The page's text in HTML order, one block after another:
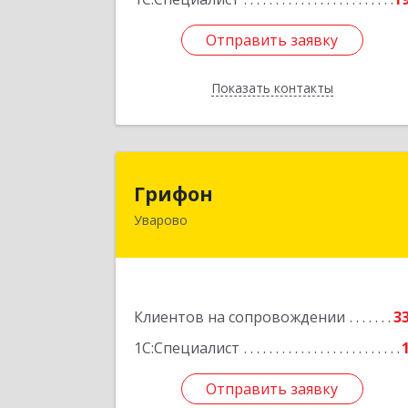
Отправить заявку
Показать контакты
Отправить заявку
Назад
Грифон
Уварово
Клиентов на сопровождении
1С:Специалист
1
Отправить заявку
393461, Тамбовская обл, Уварово г,
Отправить заявку